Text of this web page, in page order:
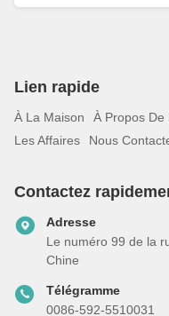
Lien rapide
À La Maison À Propos De
Les Affaires
Nous
Contactez
Adresse
Le numéro 99 de la
Chine
Télégramme
0086-592-5510031